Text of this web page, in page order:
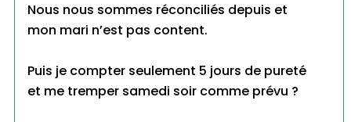
Nous nous sommes réconciliés depuis et
mon mari n’est pas content.
Puis je compter seulement 5 jours de pureté
et me tremper samedi soir comme prévu ?